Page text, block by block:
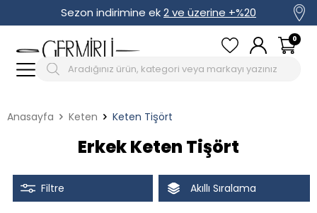
Sezon indirimine ek2 ve üzerine +%20
0
Anasayfa Keten Keten Tişört
Erkek Keten Tişört
Filtre Akıllı Sıralama